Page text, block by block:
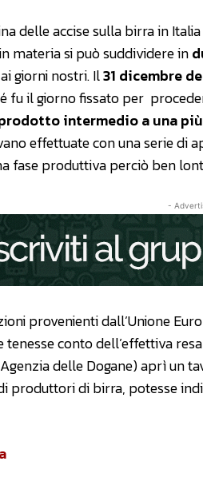
delle accise sulla birra in
materia si può suddividere in
giorni nostri. Il31 dicembre
fu il giorno fissato per
intermedio a una
effettuate con una serie di
fase produttiva perciò ben
-
provenienti dall’Unione
tenesse conto dell’effettiva
delle Dogane) aprì un
produttori di birra, potesse